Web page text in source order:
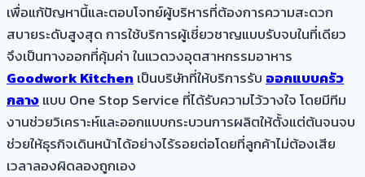
เพื่อแก้ปัญหานี้และตอบโจทย์ผู้บริหารที่ต้องการความสะดวก
สบายระดับสูงสุด การใช้บริการผู้เชี่ยวชาญแบบรับจบในที่เดียว
จึงเป็นทางออกที่คุ้มค่า ในแวดวงอุตสาหกรรมอาหาร
Goodwork Kitchen เป็นบริษัทที่ให้บริการรับ ออกแบบครัว
กลางแบบ One Stop Service ที่ได้รับความไว้วางใจ โดยมีทีม
งานช่วยวิเคราะห์และออกแบบกระบวนการผลิตให้ตั้งแต่ต้นจนจบ
ช่วยให้ธุรกิจเดินหน้าได้อย่างไร้รอยต่อโดยที่ลูกค้าไม่ต้องเสีย
เวลาลองผิดลองถูกเอง